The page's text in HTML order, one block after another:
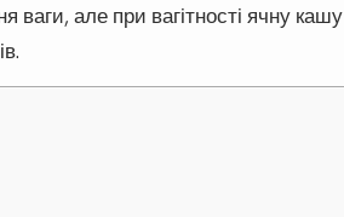
але при вагітності ячну кашу